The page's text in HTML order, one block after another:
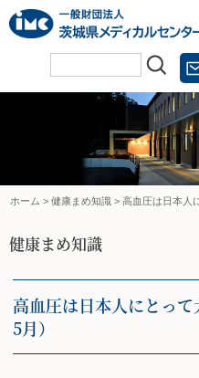
Skip
to
content
ホーム > 健康まめ知識 > 高血圧は日本人
健康まめ知識
高血圧は日本人にとっ
5月）